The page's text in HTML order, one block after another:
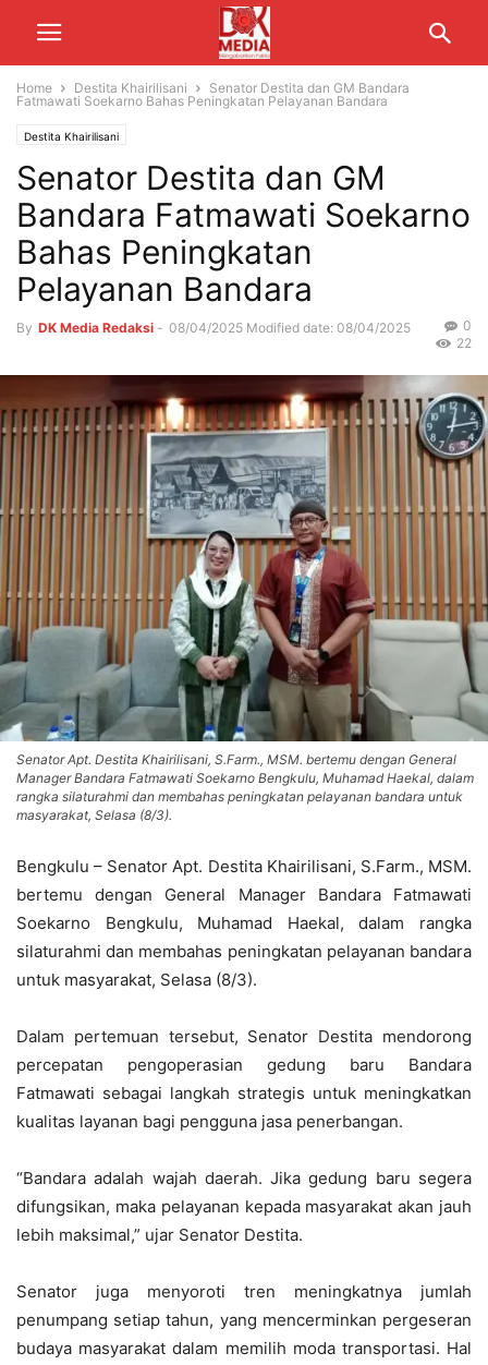
Home Destita Khairilisani
Senator Destita dan GM Bandara
Fatmawati Soekarno Bahas Peningkatan Pelayanan Bandara
Destita Khairilisani
Senator Destita dan GM
Bandara Fatmawati Soekarno
Bahas Peningkatan
Pelayanan Bandara
By DK Media Redaksi - 08/04/2025 Modified date: 08/04/2025
0
22
Senator Apt. Destita Khairilisani, S.Farm., MSM. bertemu dengan General
Manager Bandara Fatmawati Soekarno Bengkulu, Muhamad Haekal, dalam
rangka silaturahmi dan membahas peningkatan pelayanan bandara untuk
masyarakat, Selasa (8/3).
Bengkulu – Senator Apt. Destita Khairilisani, S.Farm., MSM.
bertemu dengan General Manager Bandara Fatmawati
Soekarno Bengkulu, Muhamad Haekal, dalam rangka
silaturahmi dan membahas peningkatan pelayanan bandara
untuk masyarakat, Selasa (8/3).
Dalam pertemuan tersebut, Senator Destita mendorong
percepatan pengoperasian gedung baru Bandara
Fatmawati sebagai langkah strategis untuk meningkatkan
kualitas layanan bagi pengguna jasa penerbangan.
“Bandara adalah wajah daerah. Jika gedung baru segera
difungsikan, maka pelayanan kepada masyarakat akan jauh
lebih maksimal,” ujar Senator Destita.
Senator juga menyoroti tren meningkatnya jumlah
penumpang setiap tahun, yang mencerminkan pergeseran
budaya masyarakat dalam memilih moda transportasi. Hal